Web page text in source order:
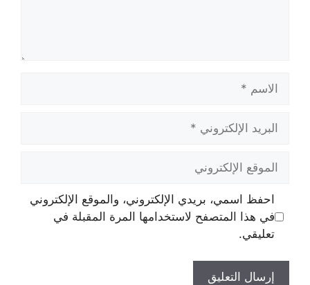
الاسم
البريد
الإلكتروني
الموقع
الإلكتروني
احفظ اسمي، بريدي الإلكتروني، والموقع الإلكتروني
في هذا المتصفح لاستخدامها المرة المقبلة في
تعليقي.